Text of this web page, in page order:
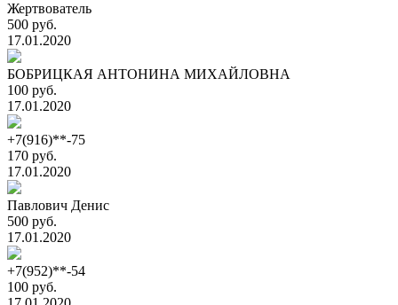
Жертвователь
500 руб.
17.01.2020
БОБРИЦКАЯ АНТОНИНА МИХАЙЛОВНА
100 руб.
17.01.2020
+7(916)**-75
170 руб.
17.01.2020
Павлович Денис
500 руб.
17.01.2020
+7(952)**-54
100 руб.